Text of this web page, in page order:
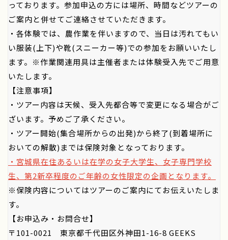
っております。参加申込の方には場所、時間などツアーの
ご案内と併せてご連絡させていただきます。
・各体験では、農作業を伴いますので、当日は汚れてもい
い服装(上下)や靴(スニーカー等)での参加をお願いいたし
ます。※作業関連用具は主催者または体験受入先でご用意
いたします。
【注意事項】
・ツアー内容は天候、受入先都合等で変更になる場合がご
ざいます。予めご了承ください。
・ツアー開始(集合場所からの出発)から終了(到着場所に
おいての解散)までは保険対象となっております。
・宮城県在住あるいは在学の女子大学生、女子専門学校
生、第2新卒程度のご年齢の女性限定の企画となります。
※保険内容についてはツアーのご案内にてお伝えいたしま
す。
【お申込み・お問合せ】
〒101-0021 東京都千代田区外神田1-16-8 GEEKS